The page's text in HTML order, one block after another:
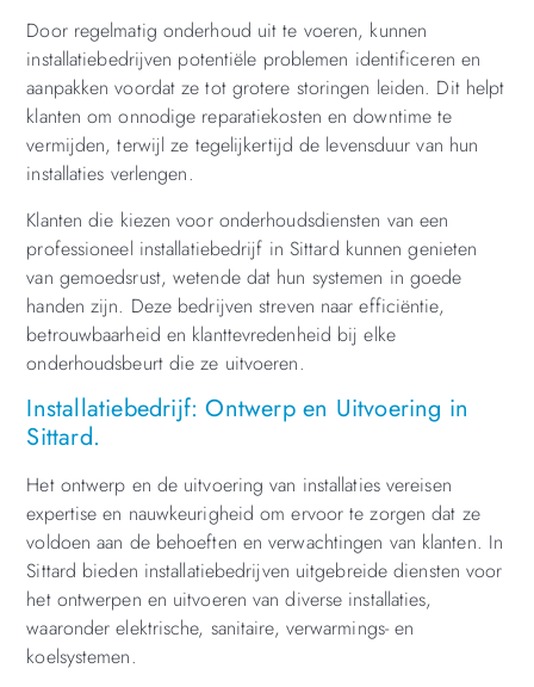
Door regelmatig onderhoud uit te voeren, kunnen
installatiebedrijven potentiële problemen identificeren en
aanpakken voordat ze tot grotere storingen leiden. Dit helpt
klanten om onnodige reparatiekosten en downtime te
vermijden, terwijl ze tegelijkertijd de levensduur van hun
installaties verlengen.
Klanten die kiezen voor onderhoudsdiensten van een
professioneel installatiebedrijf in Sittard kunnen genieten
van gemoedsrust, wetende dat hun systemen in goede
handen zijn. Deze bedrijven streven naar efficiëntie,
betrouwbaarheid en klanttevredenheid bij elke
onderhoudsbeurt die ze uitvoeren.
Installatiebedrijf: Ontwerp en Uitvoering in
Sittard.
Het ontwerp en de uitvoering van installaties vereisen
expertise en nauwkeurigheid om ervoor te zorgen dat ze
voldoen aan de behoeften en verwachtingen van klanten. In
Sittard bieden installatiebedrijven uitgebreide diensten voor
het ontwerpen en uitvoeren van diverse installaties,
waaronder elektrische, sanitaire, verwarmings- en
koelsystemen.